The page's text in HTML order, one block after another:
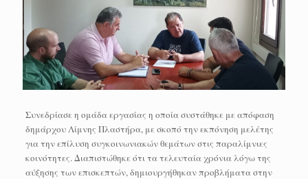
Συνεδρίασε η ομάδα εργασίας η οποία συστάθηκε με απόφαση
δημάρχου Λίμνης Πλαστήρα, με σκοπό την εκπόνηση μελέτης
για την επίλυση συγκοινωνιακών θεμάτων στις παραλίμνιες
κοινότητες. Διαπιστώθηκε ότι τα τελευταία χρόνια λόγω της
αύξησης των επισκεπτών, δημιουργήθηκαν προβλήματα στην